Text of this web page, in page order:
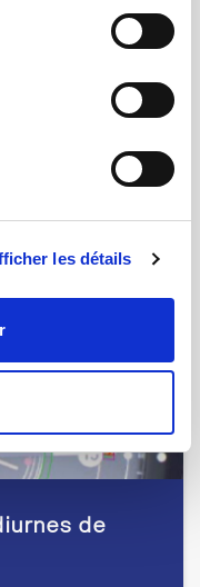
les détails
de